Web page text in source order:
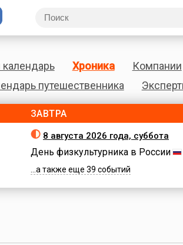
Хроника Компании
путешественника
ЗАВТРА
8 августа 2026 года, суббота
День физкультурника в России
...а также еще 39 событий